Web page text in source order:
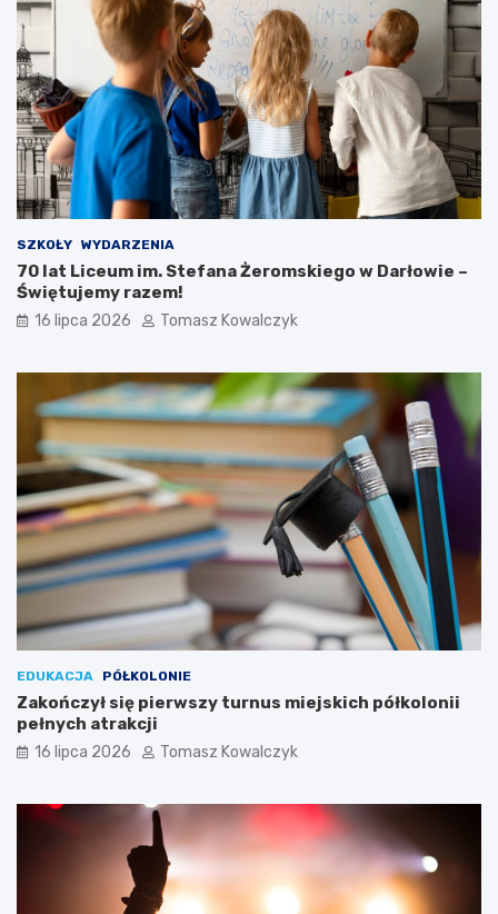
SZKOŁY WYDARZENIA
70 lat Liceum im. Stefana Żeromskiego w Darłowie –
Świętujemy razem!
16 lipca 2026 Tomasz Kowalczyk
EDUKACJA PÓŁKOLONIE
Zakończył się pierwszy turnus miejskich półkolonii
pełnych atrakcji
16 lipca 2026 Tomasz Kowalczyk